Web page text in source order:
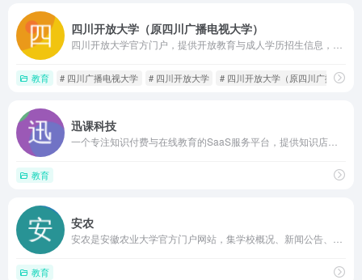
四川开放大学（原四川广播电视大学）
教育 # 四川广播电视大学 # 四川开放大学 # 四川开放大学（原四川广播电视
迅课科技
教育
安农
教育